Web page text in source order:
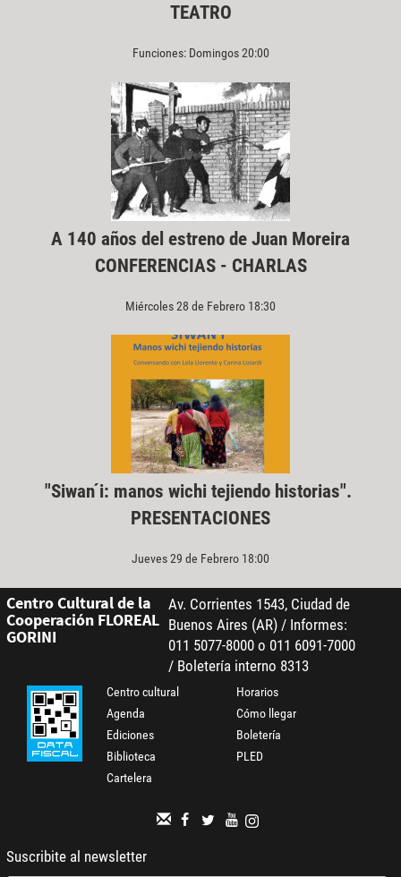
TEATRO
Funciones: Domingos 20:00
A 140 años del estreno de Juan Moreira
CONFERENCIAS - CHARLAS
Miércoles 28 de Febrero 18:30
"Siwan ́i: manos wichi tejiendo historias".
PRESENTACIONES
Jueves 29 de Febrero 18:00
Centro Cultural de la
Cooperación FLOREAL
GORINI
Av. Corrientes 1543, Ciudad de
Buenos Aires (AR) / Informes:
011 5077-8000 o 011 6091-7000
/ Boletería interno 8313
Centro cultural
Agenda
Ediciones
Biblioteca
Cartelera
Horarios
Cómo llegar
Boletería
PLED
Suscribite al newsletter